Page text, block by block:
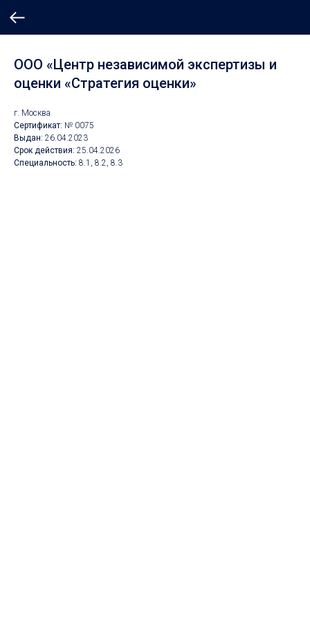
ООО «Центр независимой экспертизы и
оценки «Стратегия оценки»
г. Москва
Сертификат: № 0075
Выдан: 26.04.2023
Срок действия: 25.04.2026
Специальность: 8.1, 8.2, 8.3